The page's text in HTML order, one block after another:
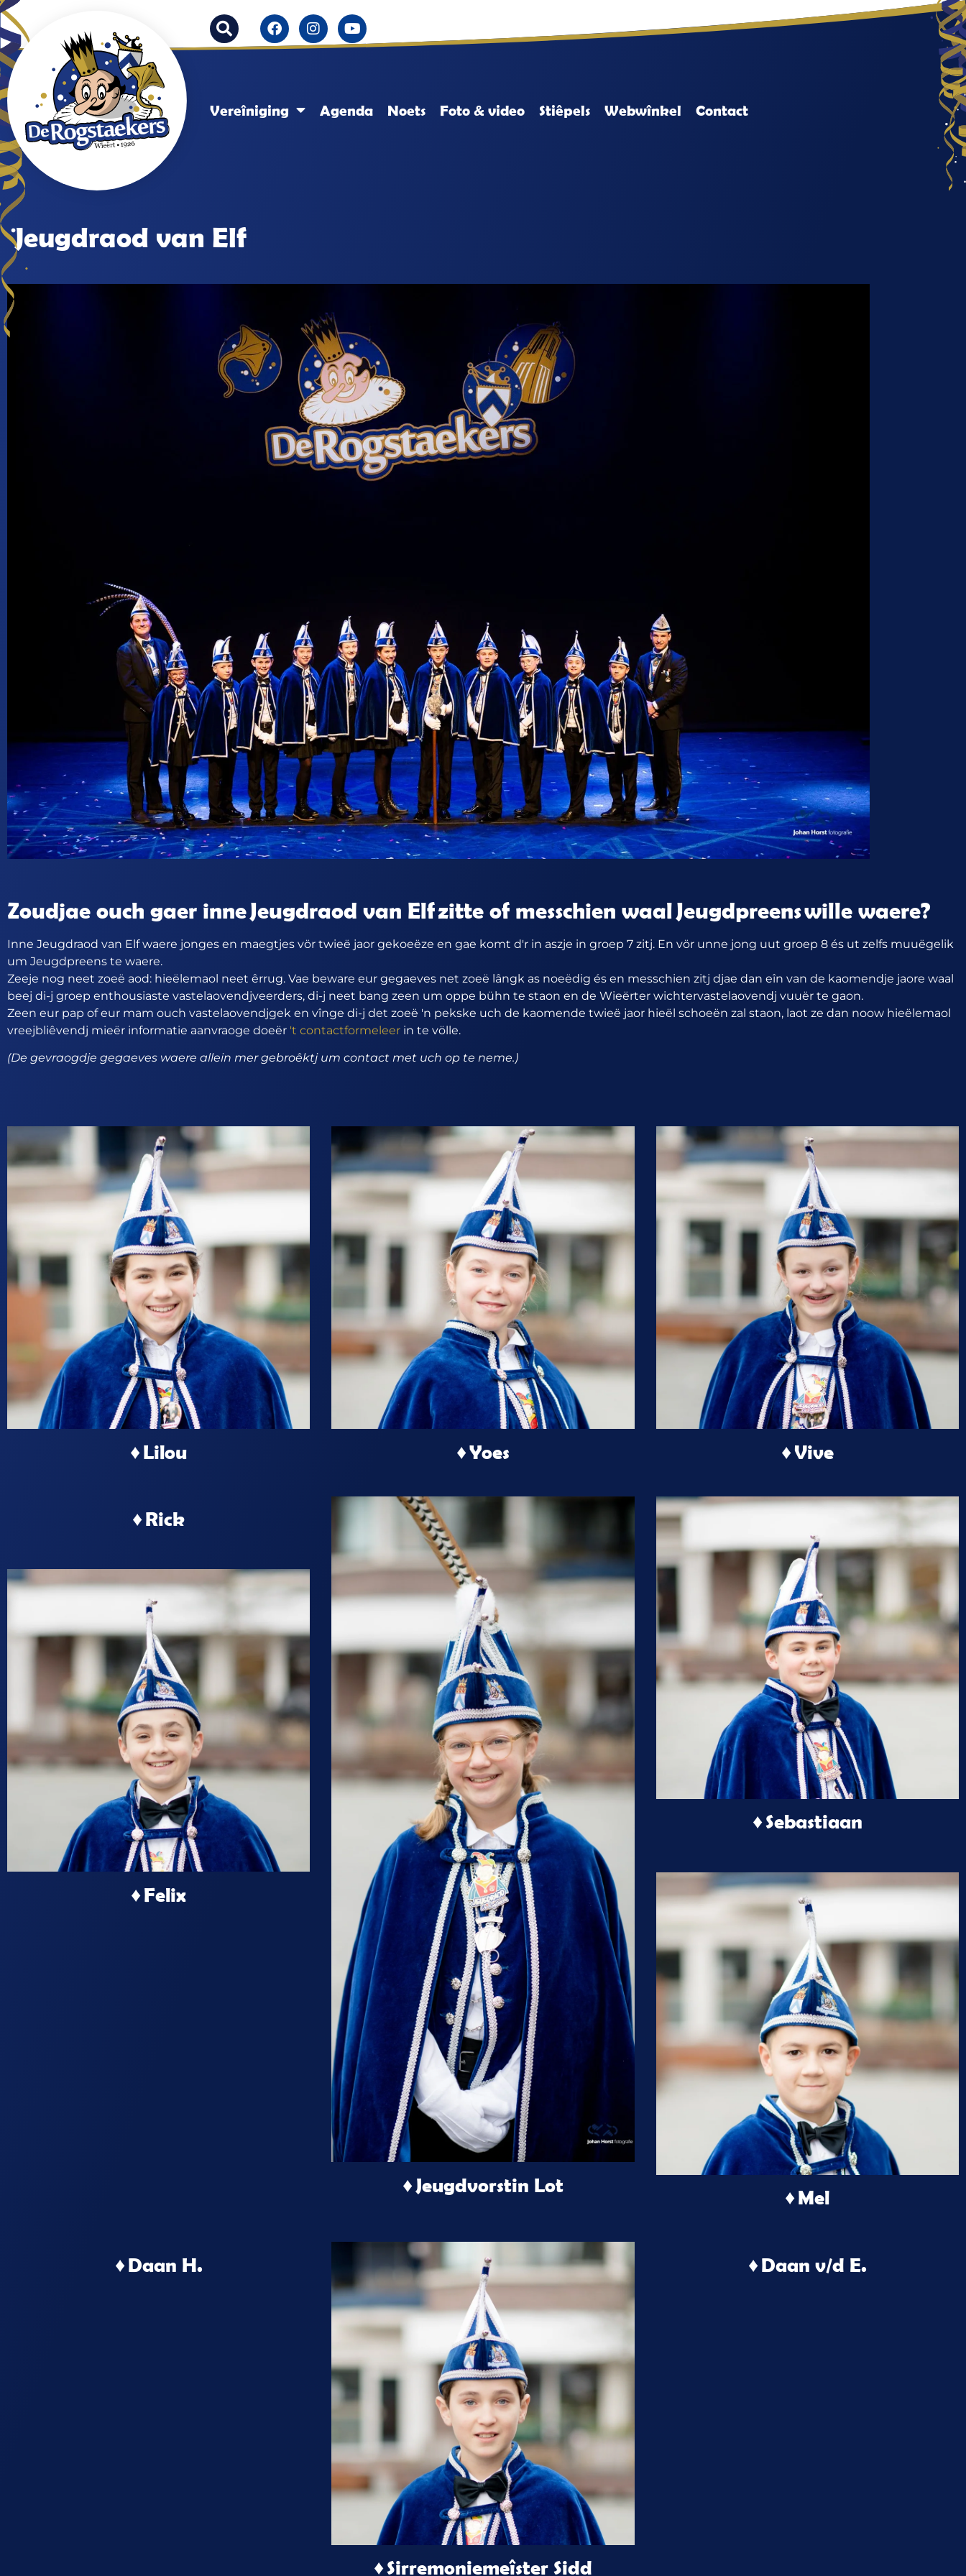
Vereîniging Agenda Noets Foto & video Stiêpels Webwînkel Contact
Jeugdraod van Elf
Zoudjae ouch gaer inneJeugdraod van Elfzitte of messchien waalJeugdpreenswille waere?
Inne Jeugdraod van Elf waere jonges en maegtjes vör twieë jaor gekoeëze en gae komt d'r in aszje in groep 7 zitj. En vör unne jong uut groep 8 és ut zelfs muuëgelik
um Jeugdpreens te waere.
Zeeje nog neet zoeë aod: hieëlemaol neet êrrug. Vae beware eur gegaeves net zoeë lângk as noeëdig és en messchien zitj djae dan eîn van de kaomendje jaore waal
beej di-j groep enthousiaste vastelaovendjveerders, di-j neet bang zeen um oppe bühn te staon en de Wieërter wichtervastelaovendj vuuër te gaon.
Zeen eur pap of eur mam ouch vastelaovendjgek en vînge di-j det zoeë 'n pekske uch de kaomende twieë jaor hieël schoeën zal staon, laot ze dan noow hieëlemaol
vreejbliêvendj mieër informatie aanvraoge doeër 't contactformeleer in te völle.
(De gevraogdje gegaeves waere allein mer gebroêktj um contact met uch op te neme.)
♦ Lilou ♦ Yoes ♦ Vive
♦ Rick
♦ Felix
♦ Jeugdvorstin Lot
♦ Sebastiaan
♦ Mel
♦ Daan H.
♦ Sirremoniemeîster Sidd
♦ Daan v/d E.